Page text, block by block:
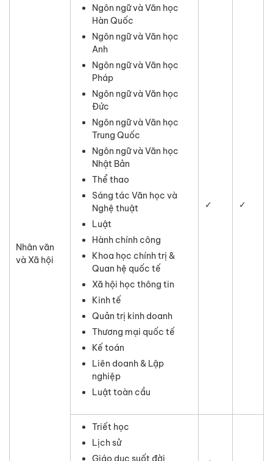
Nhân văn
và Xã hội
Ngôn ngữ và Văn học
Hàn Quốc
Ngôn ngữ và Văn học
Anh
Ngôn ngữ và Văn học
Pháp
Ngôn ngữ và Văn học
Đức
Ngôn ngữ và Văn học
Trung Quốc
Ngôn ngữ và Văn học
Nhật Bản
Thể thao
Sáng tác Văn học và
Nghệ thuật
Luật
Hành chính công
Khoa học chính trị &
Quan hệ quốc tế
Xã hội học thông tin
Kinh tế
Quản trị kinh doanh
Thương mại quốc tế
Kế toán
Liên doanh & Lập
nghiệp
Luật toàn cầu
✓ ✓
Triết học
Lịch sử
Giáo dục suốt đời